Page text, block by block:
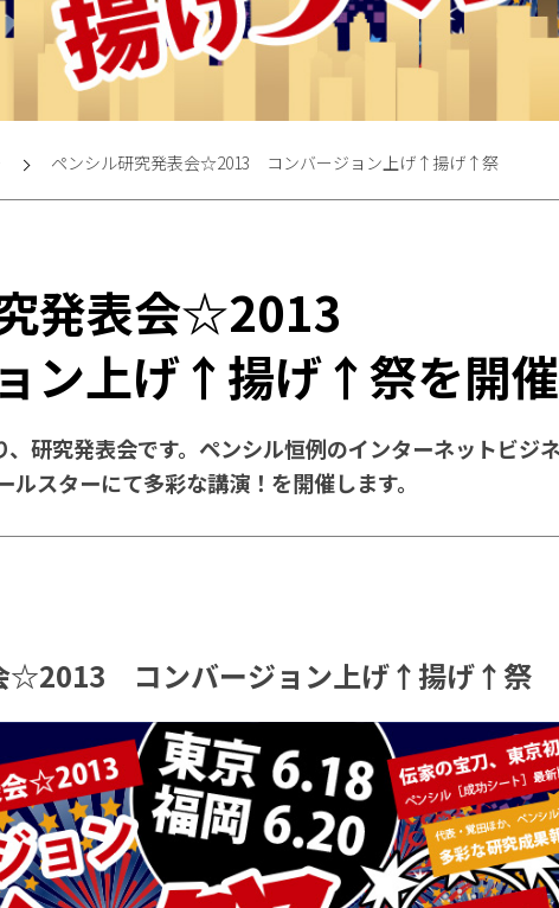
ペンシル研究発表会☆2013 コンバージョン上げ↑揚げ↑祭
発表会☆2013
ン上げ↑揚げ↑祭を開催
研究発表会です。ペンシル恒例のインターネットビジ
スターにて多彩な講演！を開催します。
☆2013 コンバージョン上げ↑揚げ↑祭